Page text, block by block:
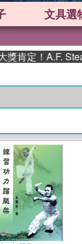
文具選
Steadman 獲